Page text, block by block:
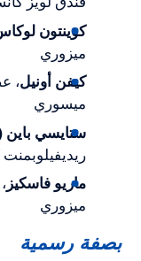
كوينتون
ميزوري
كيفن أونيل،
ميسوري
ستايسي باين
ماريو فاسكيز
ميزوري
بصفة رسمية